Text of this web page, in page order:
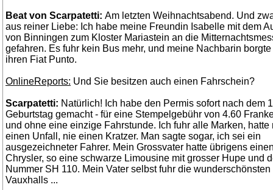
Beat von Scarpatetti: Am letzten Weihnachtsabend. Und
aus reiner Liebe: Ich habe meine Freundin Isabelle mit dem
von Binningen zum Kloster Mariastein an die
gefahren. Es fuhr kein Bus mehr, und meine Nachbarin
ihren Fiat Punto.
OnlineReports: Und Sie besitzen auch einen Fahrschein?
Scarpatetti: Natürlich! Ich habe den Permis sofort nach dem
Geburtstag gemacht - für eine Stempelgebühr von 4.60
und ohne eine einzige Fahrstunde. Ich fuhr alle Marken, hatte
einen Unfall, nie einen Kratzer. Man sagte sogar, ich sei ein
ausgezeichneter Fahrer. Mein Grossvater hatte übrigens
Chrysler, so eine schwarze Limousine mit grosser Hupe und
Nummer SH 110. Mein Vater selbst fuhr die wunderschönsten
Vauxhalls ...